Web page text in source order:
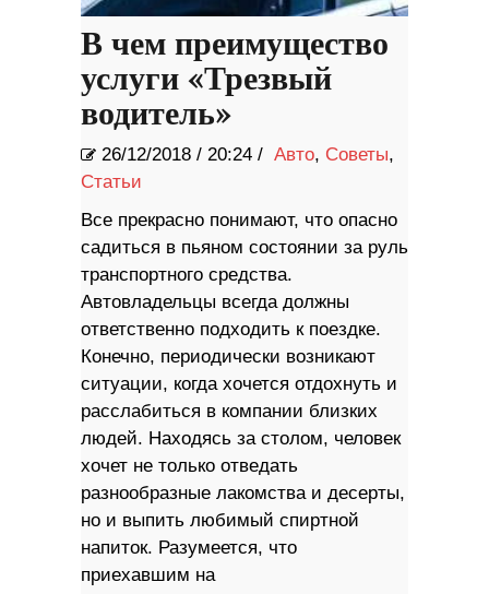
В чем преимущество
услуги «Трезвый
водитель»
26/12/2018 / 20:24 / Авто, Советы,
Статьи
Все прекрасно понимают, что опасно
садиться в пьяном состоянии за руль
транспортного средства.
Автовладельцы всегда должны
ответственно подходить к поездке.
Конечно, периодически возникают
ситуации, когда хочется отдохнуть и
расслабиться в компании близких
людей. Находясь за столом, человек
хочет не только отведать
разнообразные лакомства и десерты,
но и выпить любимый спиртной
напиток. Разумеется, что
приехавшим на